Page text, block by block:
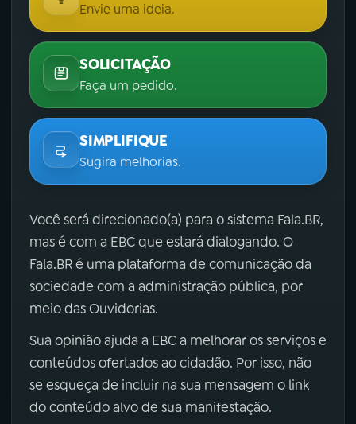
Envie uma ideia.
SOLICITAÇÃO
Faça um pedido.
SIMPLIFIQUE
Sugira melhorias.
Você será direcionado(a) para o sistema Fala.BR,
mas é com a EBC que estará dialogando. O
Fala.BR é uma plataforma de comunicação da
sociedade com a administração pública, por
meio das Ouvidorias.
Sua opinião ajuda a EBC a melhorar os serviços e
conteúdos ofertados ao cidadão. Por isso, não
se esqueça de incluir na sua mensagem o link
do conteúdo alvo de sua manifestação.